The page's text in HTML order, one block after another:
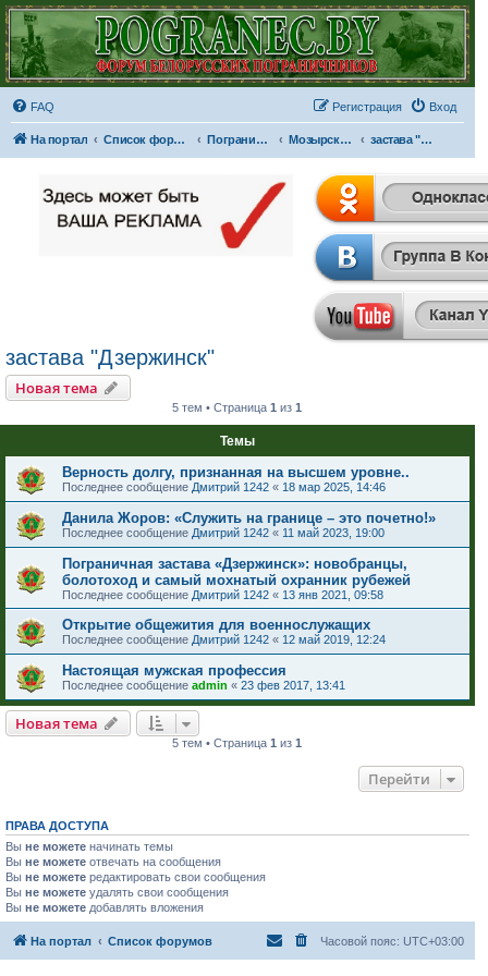
FAQ Вход
Регистрация
На портал Список форумов Пограничные отряды и части Мозырский пограничный отряд застава "Дзержинск"
застава "Дзержинск"
Новая тема
5 тем • Страница1 из1
Темы
Верность долгу, признанная на высшем уровне..
Последнее сообщение Дмитрий 1242 « 18 мар 2025, 14:46
Данила Жоров: «Служить на границе – это почетно!»
Последнее сообщение Дмитрий 1242 « 11 май 2023, 19:00
Пограничная застава «Дзержинск»: новобранцы,
болотоход и самый мохнатый охранник рубежей
Последнее сообщение Дмитрий 1242 « 13 янв 2021, 09:58
Открытие общежития для военнослужащих
Последнее сообщение Дмитрий 1242 « 12 май 2019, 12:24
Настоящая мужская профессия
Последнее сообщение admin « 23 фев 2017, 13:41
Новая тема
5 тем • Страница1 из1
Перейти
ПРАВА ДОСТУПА
Вы не можете начинать темы
Вы не можете отвечать на сообщения
Вы не можете редактировать свои сообщения
Вы не можете удалять свои сообщения
Вы не можете добавлять вложения
На портал Список форумов Часовой пояс: UTC+03:00